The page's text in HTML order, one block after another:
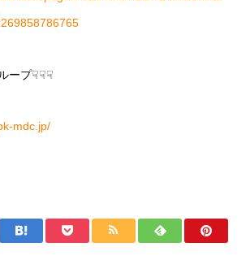
ープ☟☟☟
mdc.jp/